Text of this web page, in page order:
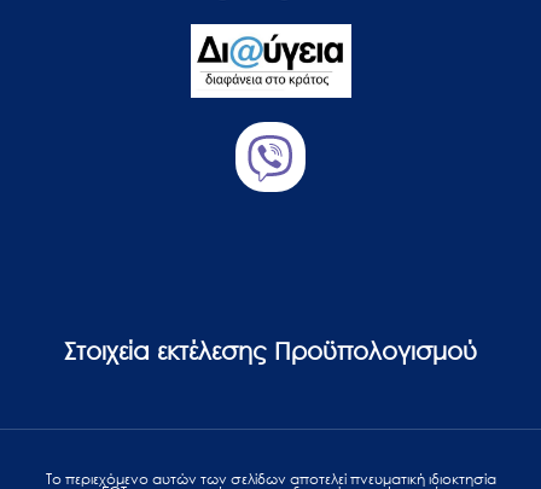
Στοιχεία εκτέλεσης Προϋπολογισμού
Το περιεχόμενο αυτών των σελίδων αποτελεί πvευματική ιδιοκτησία